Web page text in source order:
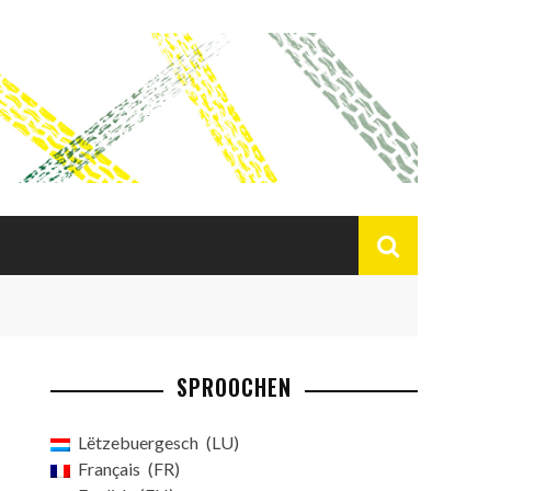
SPROOCHEN
Lëtzebuergesch
LU
Français
FR